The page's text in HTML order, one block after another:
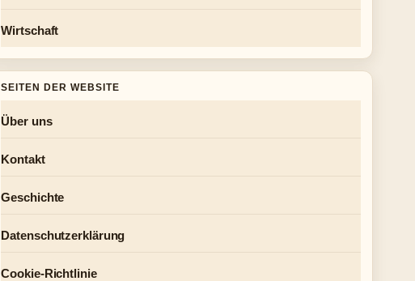
Wirtschaft
SEITEN DER WEBSITE
Über uns
Kontakt
Geschichte
Datenschutzerklärung
Cookie-Richtlinie